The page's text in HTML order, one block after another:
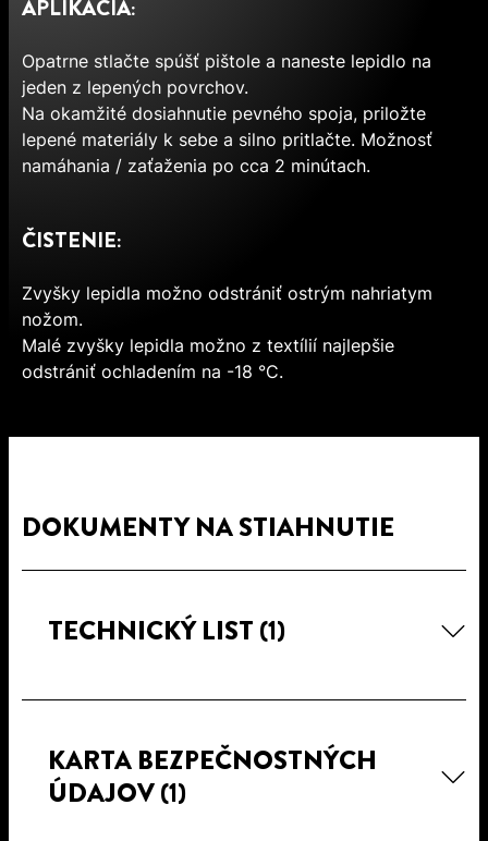
APLIKÁCIA:
Opatrne stlačte spúšť pištole a naneste lepidlo na
jeden z lepených povrchov.
Na okamžité dosiahnutie pevného spoja, priložte
lepené materiály k sebe a silno pritlačte. Možnosť
namáhania / zaťaženia po cca 2 minútach.
ČISTENIE:
Zvyšky lepidla možno odstrániť ostrým nahriatym
nožom.
Malé zvyšky lepidla možno z textílií najlepšie
odstrániť ochladením na -18 °C.
DOKUMENTY NA STIAHNUTIE
TECHNICKÝ LIST (1)
KARTA BEZPEČNOSTNÝCH
ÚDAJOV(1)